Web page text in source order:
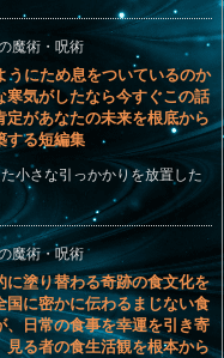
魔術・呪術
うにため息をついているのか
寒気がしたなら今すぐこの話
があなたの未来を根底から
する短編集
小さな引っかかりを放置した
魔術・呪術
塗り替わる奇跡の食文化を
に密かに伝わるまじない食
日常の食事を幸運を引き寄
る者の食生活観を根本から